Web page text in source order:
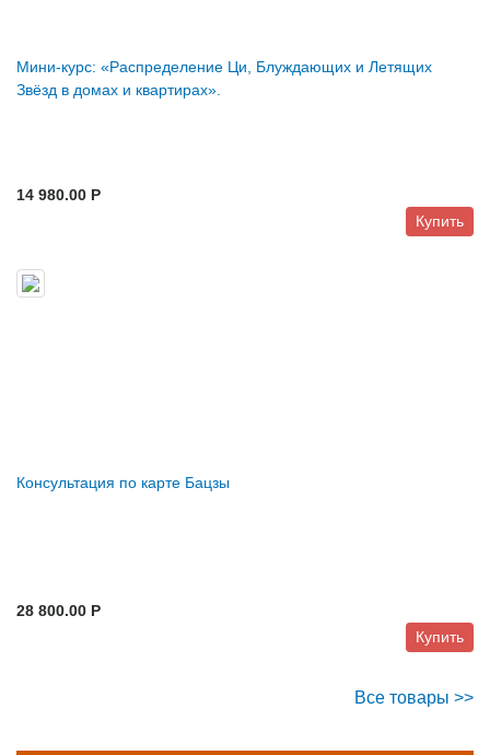
Мини-курс: «Распределение Ци, Блуждающих и Летящих
Звёзд в домах и квартирах».
14 980.00 P
Купить
Консультация по карте Бацзы
28 800.00 P
Купить
Все товары >>